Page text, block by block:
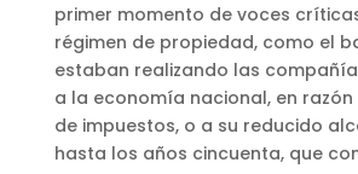
primer momento de voces
régimen de propiedad, como el
estaban realizando las
a la economía nacional, en
de impuestos, o a su reducido
hasta los años cincuenta, que